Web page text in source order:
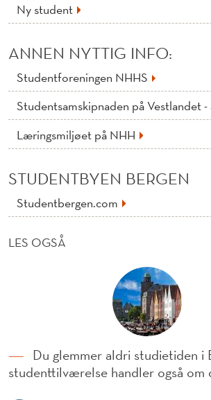
Ny student
ANNEN NYTTIG INFO:
Studentforeningen NHHS
Studentsamskipnaden på Vestlandet -
Læringsmiljøet på NHH
STUDENTBYEN BERGEN
Studentbergen.com
LES OGSÅ
Du glemmer aldri studietiden i
studenttilværelse handler også om